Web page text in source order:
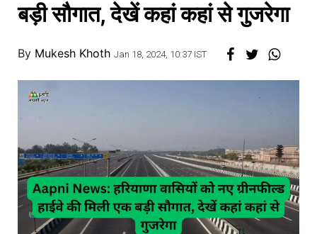
बड़ी सौगात, देखें कहां कहां से गुजरेगा
By Mukesh Khoth Jan 18, 2024, 10:37 IST